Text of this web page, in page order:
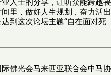
里，做好人生规划，奋力活出
到这次论坛主题“自在面对死
佛光会马来西亚联合会中马协